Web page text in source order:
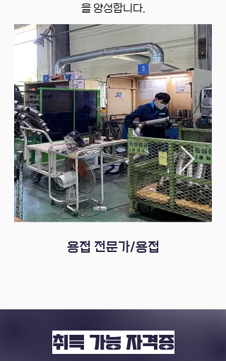
을 양성합니다.
용접 전문가/용접
취득 가능 자격증